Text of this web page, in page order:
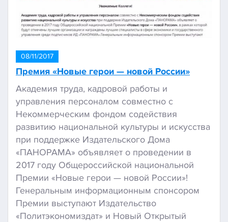
08/11/2017
Премия «Новые герои — новой России»
Академия труда, кадровой работы и
управления персоналом совместно с
Некоммерческим фондом содействия
развитию национальной культуры и искусства
при поддержке Издательского Дома
«ПАНОРАМА» объявляет о проведении в
2017 году Общероссийской национальной
Премии «Новые герои — новой России»!
Генеральным информационным спонсором
Премии выступают Издательство
«Политэкономиздат» и Новый Открытый